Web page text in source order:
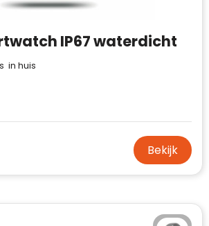
IP67 waterdicht
in huis
Bekijk